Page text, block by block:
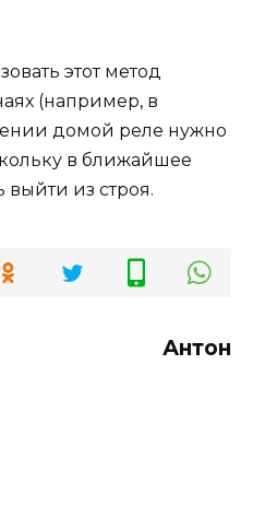
этот метод
(например, в
домой реле нужно
в ближайшее
из строя.
Антон